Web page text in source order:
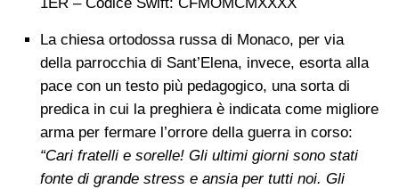
La chiesa ortodossa russa di Monaco, per via
della parrocchia di Sant’Elena, invece, esorta alla
pace con un testo più pedagogico, una sorta di
predica in cui la preghiera è indicata come migliore
arma per fermare l’orrore della guerra in corso:
“Cari fratelli e sorelle! Gli ultimi giorni sono stati
fonte di grande stress e ansia per tutti noi. Gli